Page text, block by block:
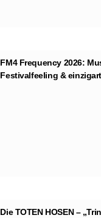
FM4 Frequency 2026:
Festivalfeeling &
Die TOTEN HOSEN –